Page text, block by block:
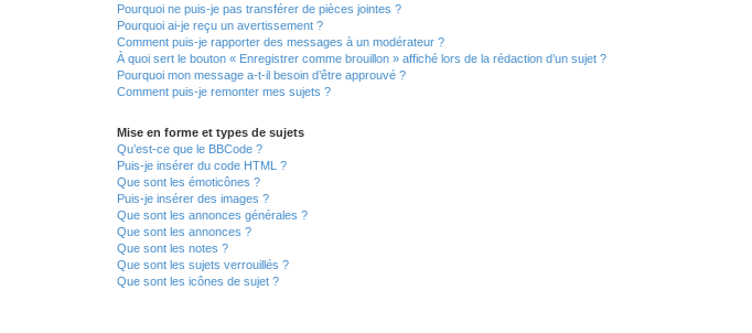
Pourquoi ne puis-je pas transférer de pièces jointes ?
Pourquoi ai-je reçu un avertissement ?
Comment puis-je rapporter des messages à un modérateur ?
À quoi sert le bouton « Enregistrer comme brouillon » affiché lors de la rédaction d’un sujet ?
Pourquoi mon message a-t-il besoin d’être approuvé ?
Comment puis-je remonter mes sujets ?
Mise en forme et types de sujets
Qu’est-ce que le BBCode ?
Puis-je insérer du code HTML ?
Que sont les émoticônes ?
Puis-je insérer des images ?
Que sont les annonces générales ?
Que sont les annonces ?
Que sont les notes ?
Que sont les sujets verrouillés ?
Que sont les icônes de sujet ?